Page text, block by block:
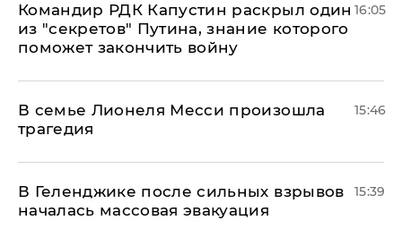
Командир РДК Капустин раскрыл один
из "секретов" Путина, знание которого
поможет закончить войну
16:05
В семье Лионеля Месси произошла
трагедия
15:46
В Геленджике после сильных взрывов
началась массовая эвакуация
15:39